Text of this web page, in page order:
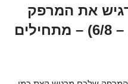
מרגיש את המרפק
שלי שוב!" (שבוע 2/3 – 6/8) – מתחילים